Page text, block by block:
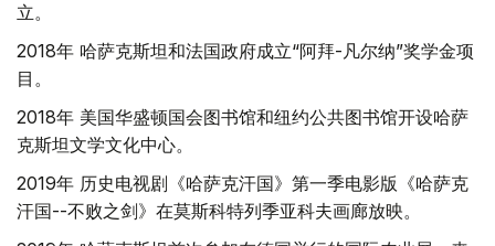
立。
2018年 哈萨克斯坦和法国政府成立“阿拜-凡尔纳”奖学金项
目。
2018年 美国华盛顿国会图书馆和纽约公共图书馆开设哈萨
克斯坦文学文化中心。
2019年 历史电视剧《哈萨克汗国》第一季电影版《哈萨克
汗国--不败之剑》在莫斯科特列季亚科夫画廊放映。